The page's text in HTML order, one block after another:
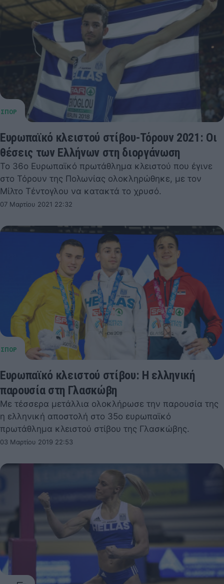
Ευρωπαϊκό κλειστού στίβου-Τόρουν 2021: Οι
θέσεις των Ελλήνων στη διοργάνωση
Το 36ο Ευρωπαϊκό πρωτάθλημα κλειστού που έγινε
στο Τόρουν της Πολωνίας ολοκληρώθηκε, με τον
Μίλτο Τέντογλου να κατακτά το χρυσό.
07 Μαρτίου 2021 22:32
Ευρωπαϊκό κλειστού στίβου: Η ελληνική
παρουσία στη Γλασκώβη
Με τέσσερα μετάλλια ολοκλήρωσε την παρουσία της
η ελληνική αποστολή στο 35ο ευρωπαϊκό
πρωτάθλημα κλειστού στίβου της Γλασκώβης.
03 Μαρτίου 2019 22:53